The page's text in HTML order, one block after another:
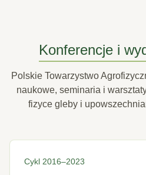
Konferencje i
Polskie Towarzystwo
naukowe, seminaria i
fizyce gleby i
Cykl 2016–2023